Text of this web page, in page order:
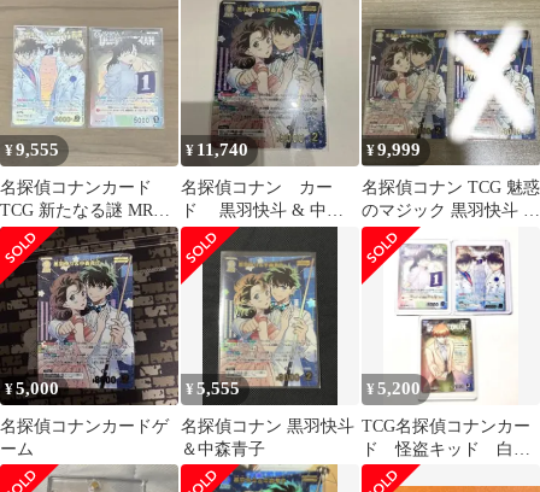
¥9,555
名探偵コナンカード
TCG 新たなる謎 MRP
怪盗キッド&黒羽快斗
中森青子
¥ 11,740
名探偵コナン カー
ド 黒羽快斗 & 中森
青子 MRP
¥9,999
名探偵コナン TCG 魅惑
のマジック 黒羽快斗 中
森青子 MRP
¥5,000
名探偵コナンカードゲ
ーム
¥5,555
名探偵コナン 黒羽快斗
＆中森青子
¥5,200
TCG名探偵コナンカー
ド 怪盗キッド 白馬
探 中森青子カード3点